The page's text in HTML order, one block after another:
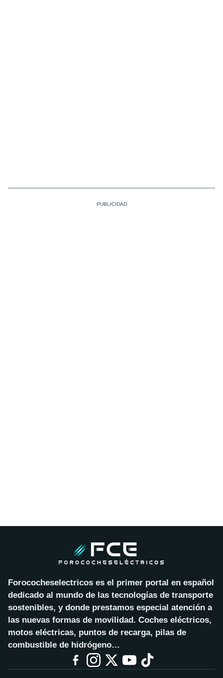
Forococheselectricos es el primer portal en español
dedicado al mundo de las tecnologías de transporte
sostenibles, y donde prestamos especial atención a
las nuevas formas de movilidad. Coches eléctricos,
motos eléctricas, puntos de recarga, pilas de
combustible de hidrógeno…